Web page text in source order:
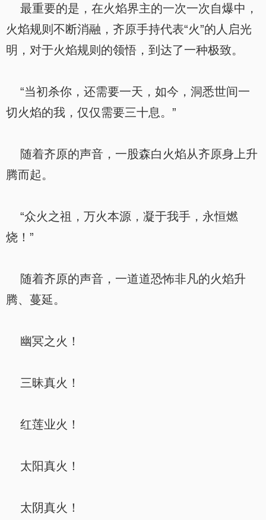
最重要的是，在火焰界主的一次一次自爆中，
火焰规则不断消融，齐原手持代表“火”的人启光
明，对于火焰规则的领悟，到达了一种极致。
“当初杀你，还需要一天，如今，洞悉世间一
切火焰的我，仅仅需要三十息。”
随着齐原的声音，一股森白火焰从齐原身上升
腾而起。
“众火之祖，万火本源，凝于我手，永恒燃
烧！”
随着齐原的声音，一道道恐怖非凡的火焰升
腾、蔓延。
幽冥之火！
三昧真火！
红莲业火！
太阳真火！
太阴真火！